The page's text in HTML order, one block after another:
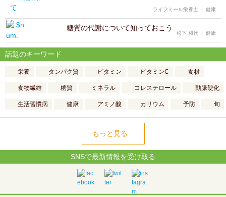
ライフミール栄養士 | 健康
糖質の代謝について知っておこう
松下 和代 | 健康
話題のキーワード
栄養 タンパク質 ビタミン ビタミンC 食材
食物繊維 糖質 ミネラル コレステロール 動脈硬化
生活習慣病 健康 アミノ酸 カリウム 予防 旬
もっと見る
SNSで最新情報を受け取る